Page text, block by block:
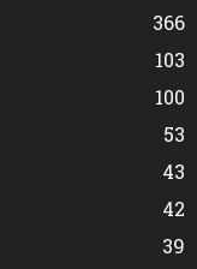
366
103
100
53
43
42
39